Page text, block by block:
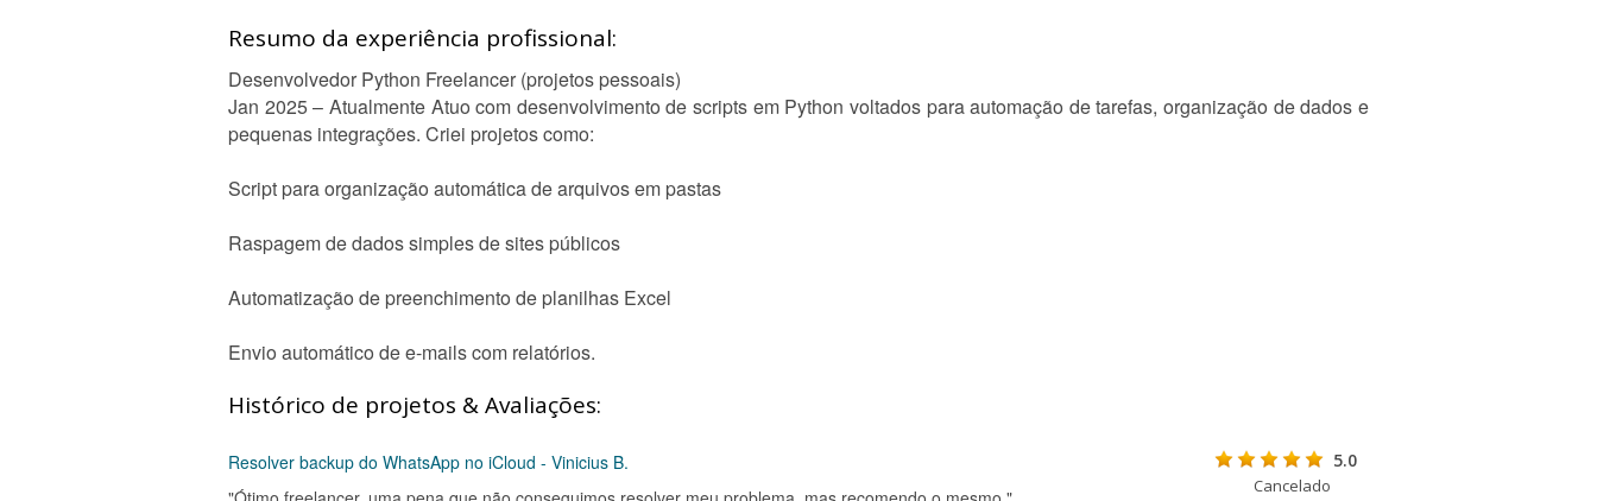
Resumo da experiência profissional:
Desenvolvedor Python Freelancer (projetos pessoais)
Jan 2025 – Atualmente Atuo com desenvolvimento de scripts em Python voltados para automação de tarefas, organização de dados e
pequenas integrações. Criei projetos como:
Script para organização automática de arquivos em pastas
Raspagem de dados simples de sites públicos
Automatização de preenchimento de planilhas Excel
Envio automático de e-mails com relatórios.
Histórico de projetos & Avaliações:
Resolver backup do WhatsApp no iCloud - Vinicius B.
5.0
Cancelado